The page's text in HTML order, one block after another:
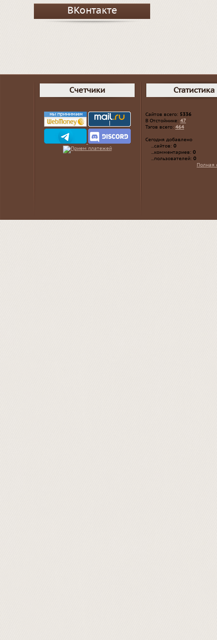
ВКонтакте
Счетчики Статистика
Сайтов всего: 5336
В Отстойнике: 47
Тэгов всего: 464
Сегодня добавлено
...сайтов: 0
...комментариев: 0
...пользователей: 0
Полная